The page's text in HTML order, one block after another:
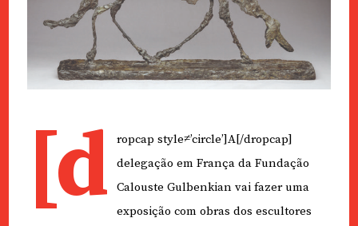
[d
ropcap style≠’circle’]A[/dropcap]
delegação em França da Fundação
Calouste Gulbenkian vai fazer uma
exposição com obras dos escultores